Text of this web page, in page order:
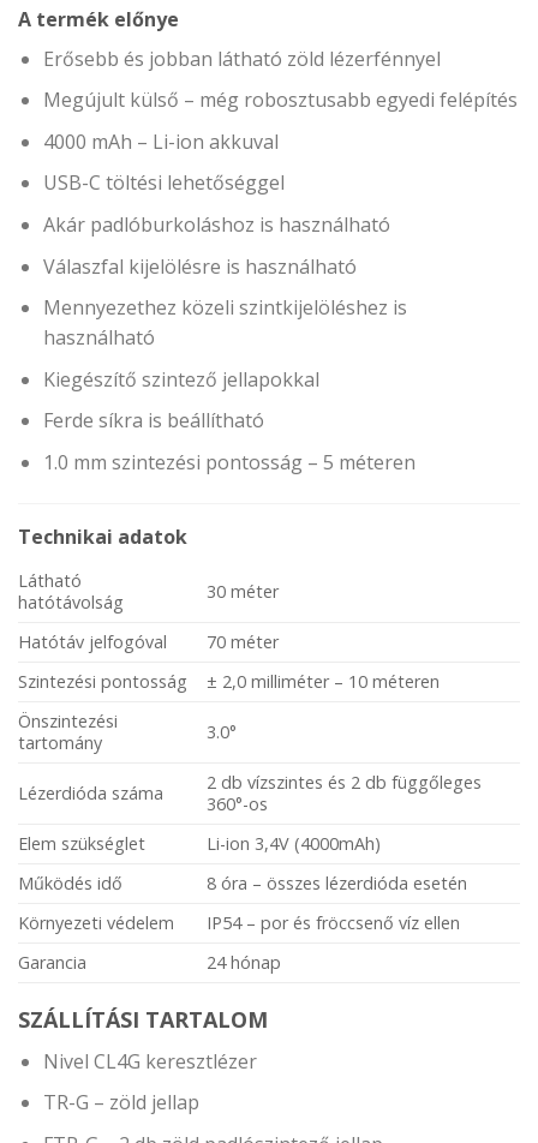
A termék előnye
Erősebb és jobban látható zöld lézerfénnyel
Megújult külső – még robosztusabb egyedi felépítés
4000 mAh – Li-ion akkuval
USB-C töltési lehetőséggel
Akár padlóburkoláshoz is használható
Válaszfal kijelölésre is használható
Mennyezethez közeli szintkijelöléshez is
használható
Kiegészítő szintező jellapokkal
Ferde síkra is beállítható
1.0 mm szintezési pontosság – 5 méteren
Technikai adatok
Látható
hatótávolság
30 méter
Hatótáv jelfogóval
70 méter
Szintezési pontosság
± 2,0 milliméter – 10 méteren
Önszintezési
tartomány
3.0°
Lézerdióda száma
2 db vízszintes és 2 db függőleges
360°-os
Elem szükséglet
Li-ion 3,4V (4000mAh)
Működés idő
8 óra – összes lézerdióda esetén
Környezeti védelem
IP54 – por és fröccsenő víz ellen
Garancia
24 hónap
SZÁLLÍTÁSI TARTALOM
Nivel CL4G keresztlézer
TR-G – zöld jellap